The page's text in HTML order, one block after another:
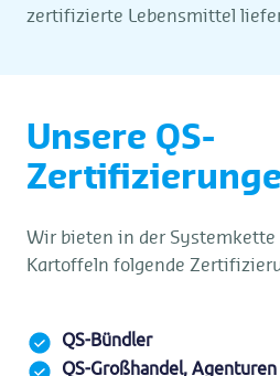
zertifizierte Lebensmittel
Unsere QS-
Wir bieten in der Systemkette
Kartoffeln folgende
QS-Bündler
QS-Großhandel, Agenturen